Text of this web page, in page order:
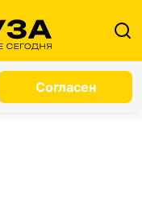
Согласен